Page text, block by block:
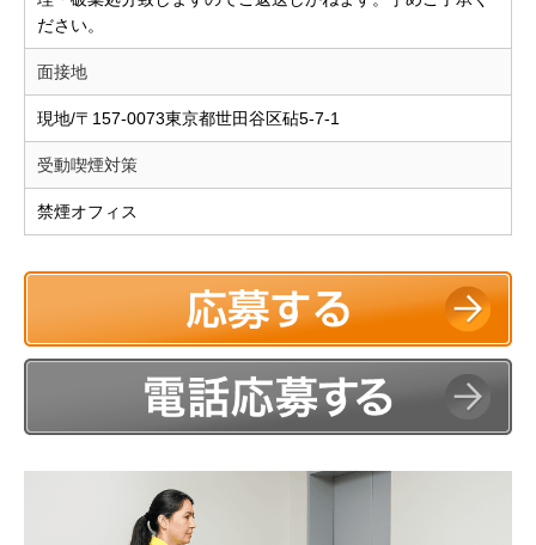
ださい。
面接地
現地/〒157-0073東京都世田谷区砧5-7-1
受動喫煙対策
禁煙オフィス